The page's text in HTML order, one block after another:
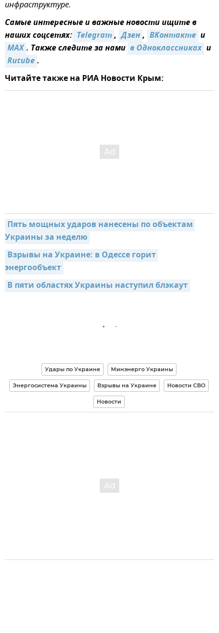
инфраструктуре.
Самые интересные и важные новости ищите в
наших соцсетях: Telegram, Дзен, ВКонтакте и
MAX. Также следите за нами в Одноклассниках и
Rutube.
Читайте также на РИА Новости Крым:
Пять мощных ударов нанесены по объектам
Украины за неделю
Взрывы на Украине: в Одессе горит
энергообъект
В пяти областях Украины наступил блэкаут
Удары по Украине Минэнерго Украины
Энергосистема Украины Взрывы на Украине Новости СВО
Новости